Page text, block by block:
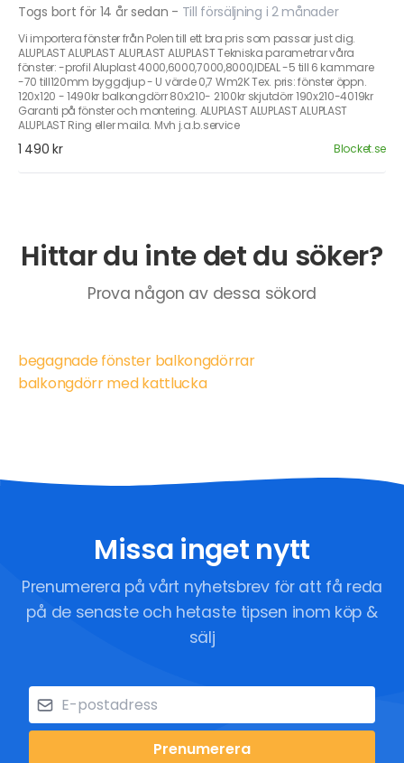
Togs bort för 14 år sedan - Till försäljning i 2 månader
Vi importera fönster från Polen till ett bra pris som passar just dig.
ALUPLAST ALUPLAST ALUPLAST ALUPLAST Tekniska parametrar våra
fönster: -profil Aluplast 4000,6000,7000,8000,IDEAL -5 till 6 kammare
-70 till120mm byggdjup - U värde 0,7 Wm2K Tex. pris: fönster öppn.
120x120 - 1490kr balkongdörr 80x210- 2100kr skjutdörr 190x210-4019kr
Garanti på fönster och montering. ALUPLAST ALUPLAST ALUPLAST
ALUPLAST Ring eller maila. Mvh j.a.b.service
1 490 kr Blocket.se
Hittar du inte det du söker?
Prova någon av dessa sökord
begagnade fönster balkongdörrar
balkongdörr med kattlucka
Missa inget nytt
Prenumerera på vårt nyhetsbrev för att få reda
på de senaste och hetaste tipsen inom köp &
sälj
Prenumerera